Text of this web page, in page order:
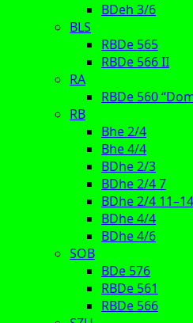
BDeh 3/6
BLS
RBDe 565
RBDe 566 II
RA
RBDe 560
RB
Bhe 2/4
Bhe 4/4
BDhe 2/3
BDhe 2/4 7
BDhe 2/4 11–14
BDhe 4/4
BDhe 4/6
SOB
BDe 576
RBDe 561
RBDe 566